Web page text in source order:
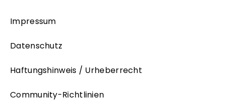
Impressum
Datenschutz
Haftungshinweis / Urheberrecht
Community-Richtlinien